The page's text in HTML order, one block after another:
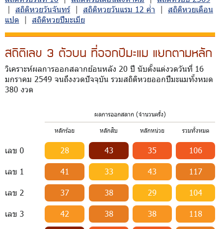
| สถิติหวยวันจันทร์ | สถิติหวยวันแรม 12 ค่ำ | สถิติหวยเดือน
แปด | สถิติหวยปีมะเมีย
สถิติเลข 3 ตัวบน ที่ออกปีมะแม แยกตามหลัก
วิเคราะห์ผลการออกสลากย้อนหลัง 20 ปี นับตั้งแต่งวดวันที่ 16
มกราคม 2549 จนถึงงวดปัจจุบัน รวมสถิติหวยออกปีมะแมทั้งหมด
380 งวด
ผลการออกสลาก (จำนวนครั้ง)
หลักร้อย หลักสิบ หลักหน่วย รวมทั้งหมด
เลข 0 28 43 35 106
เลข 1 41 33 43 117
เลข 2 37 38 29 104
เลข 3 42 38 38 118